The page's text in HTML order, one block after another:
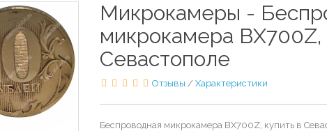
Микрокамеры -
микрокамера BX700Z,
Севастополе
Отзывы /Характеристики
Беспроводная микрокамера BX700Z, купить в